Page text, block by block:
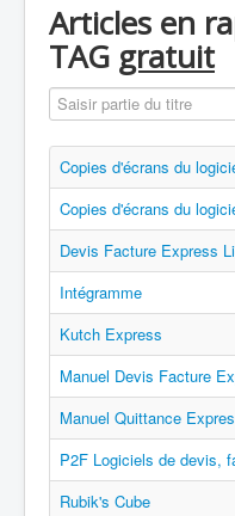
Articles en
TAG gratuit
Saisir partie du titre
Copies d'écrans du
Copies d'écrans du
Devis Facture Express
Intégramme
Kutch Express
Manuel Devis Facture
Manuel Quittance
P2F Logiciels de devis,
Rubik's Cube